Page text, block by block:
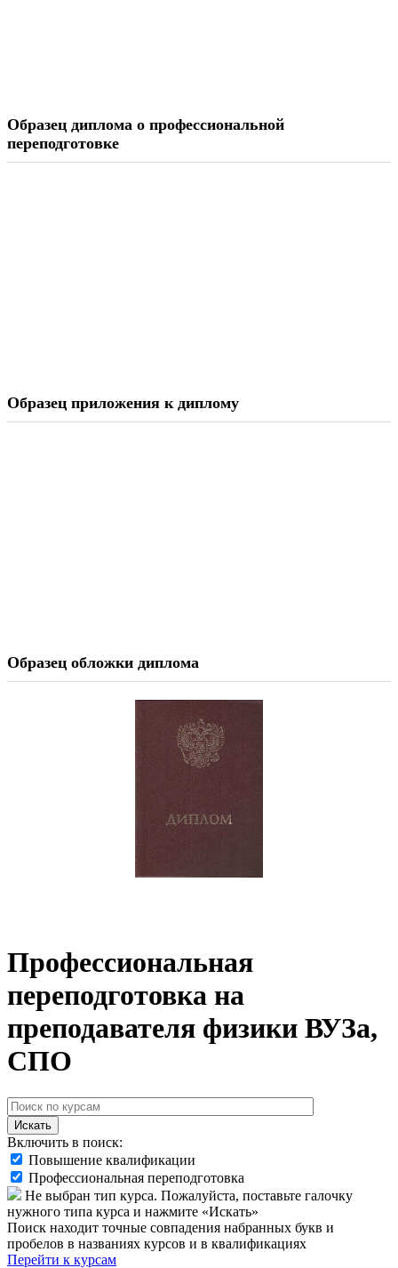
Образец диплома о профессиональной
переподготовке
Образец приложения к диплому
Образец обложки диплома
Профессиональная
переподготовка на
преподавателя физики ВУЗа,
СПО
Искать
Включить в поиск:
Повышение квалификации
Профессиональная переподготовка
Не выбран тип курса. Пожалуйста, поставьте галочку
нужного типа курса и нажмите «Искать»
Поиск находит точные совпадения набранных букв и
пробелов в названиях курсов и в квалификациях
Перейти к курсам